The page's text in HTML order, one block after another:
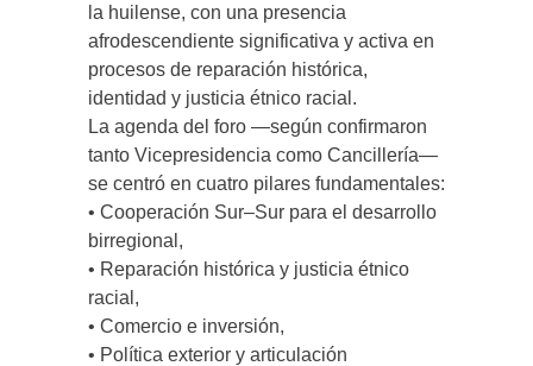
la huilense, con una presencia
afrodescendiente significativa y activa en
procesos de reparación histórica,
identidad y justicia étnico racial.
La agenda del foro —según confirmaron
tanto Vicepresidencia como Cancillería—
se centró en cuatro pilares fundamentales:
• Cooperación Sur–Sur para el desarrollo
birregional,
• Reparación histórica y justicia étnico
racial,
• Comercio e inversión,
• Política exterior y articulación